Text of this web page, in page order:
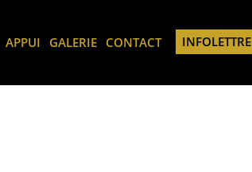
APPUI GALERIE CONTACT INFOLETTRE